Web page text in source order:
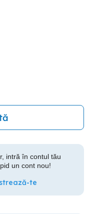
intră în contul tău
un cont nou!
te